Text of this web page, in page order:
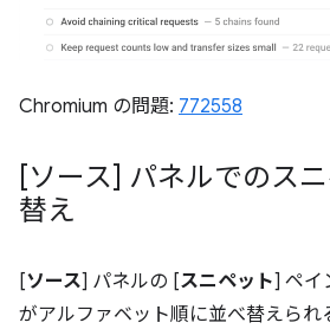
Chromium の問題: 772558
[ソース] パネルでのス
替え
[ソース] パネルの [スニペット] ペイ
がアルファベット順に並べ替えられ